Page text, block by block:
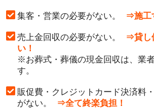
集客・営業の必要がない。 ⇒施工
売上金回収の必要がない。
⇒貸し
い！
※お葬式・葬儀の現金回収は、業
す。
販促費・クレジットカード決済料
がない。
⇒全て終楽負担！